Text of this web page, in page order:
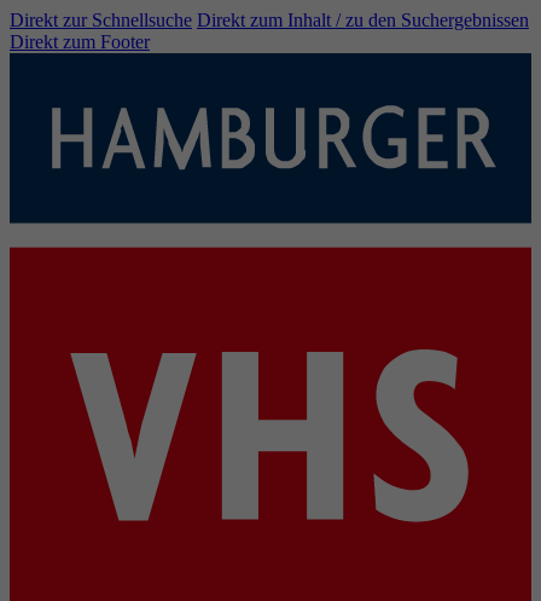
Direkt zur Schnellsuche Direkt zum Inhalt / zu den Suchergebnissen
Direkt zum Footer